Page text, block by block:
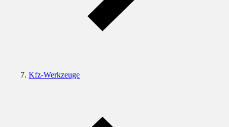
Kfz-Werkzeuge